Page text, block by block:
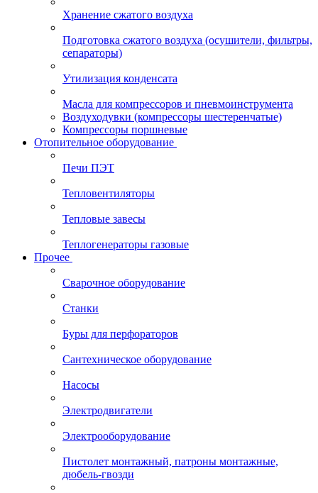
Хранение сжатого воздуха
Подготовка сжатого воздуха (осушители, фильтры,
сепараторы)
Утилизация конденсата
Масла для компрессоров и пневмоинструмента
Воздуходувки (компрессоры шестеренчатые)
Компрессоры поршневые
Отопительное оборудование
Печи ПЭТ
Тепловентиляторы
Тепловые завесы
Теплогенераторы газовые
Прочее
Сварочное оборудование
Станки
Буры для перфораторов
Сантехническое оборудование
Насосы
Электродвигатели
Электрооборудование
Пистолет монтажный, патроны монтажные,
дюбель-гвозди